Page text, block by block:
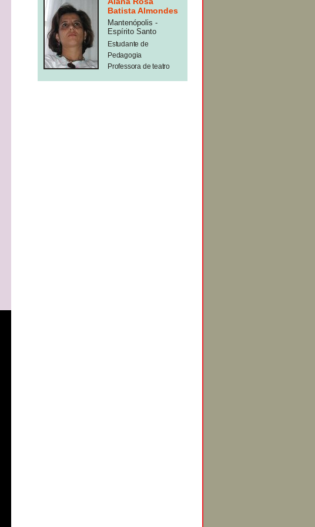
Batista Almondes
Mantenópolis -
Espírito Santo
Estudante de
Pedagogia
Professora de teatro